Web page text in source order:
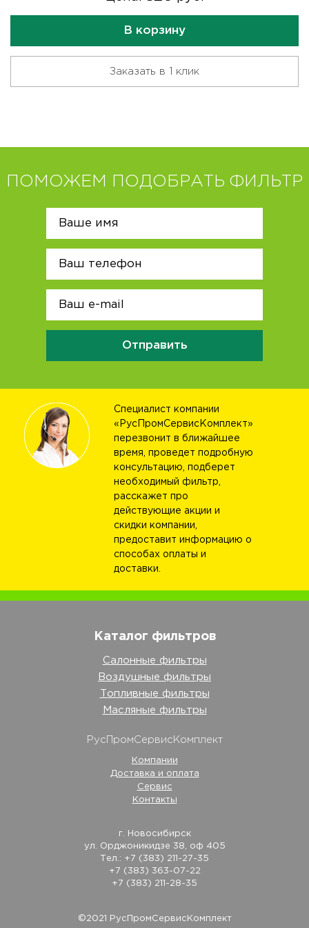
В корзину
Заказать в 1 клик
ПОМОЖЕМ ПОДОБРАТЬ ФИЛЬТР
Отправить
Специалист компании
«РусПромСервисКомплект»
перезвонит в ближайшее
время, проведет подробную
консультацию, подберет
необходимый фильтр,
расскажет про
действующие акции и
скидки компании,
предоставит информацию о
способах оплаты и
доставки.
©2021 РусПромСервисКомплект
Каталог фильтров
Салонные фильтры
Воздушные фильтры
Топливные фильтры
Масляные фильтры
РусПромСервисКомплект
Компании
Доставка и оплата
Сервис
Контакты
г. Новосибирск
ул. Орджоникидзе 38, оф 405
Тел.: +7 (383) 211-27-35
+7 (383) 363-07-22
+7 (383) 211-28-35